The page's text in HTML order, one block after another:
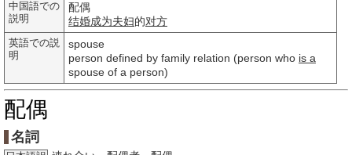
中国語での
説明
配偶
结婚成为夫妇的对方
英語での説
明
spouse
person defined by family relation (person who is a
spouse of a person)
配偶
名詞